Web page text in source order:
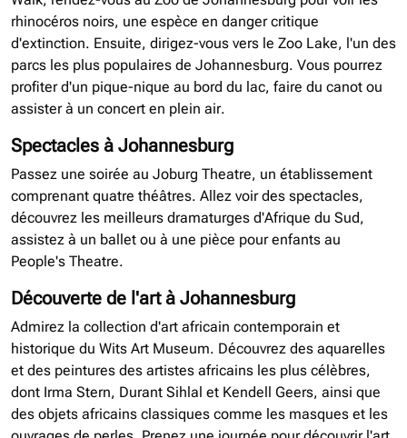
rhinocéros noirs, une espèce en danger critique
d'extinction. Ensuite, dirigez-vous vers le Zoo Lake, l'un des
parcs les plus populaires de Johannesburg. Vous pourrez
profiter d'un pique-nique au bord du lac, faire du canot ou
assister à un concert en plein air.
Spectacles à Johannesburg
Passez une soirée au Joburg Theatre, un établissement
comprenant quatre théâtres. Allez voir des spectacles,
découvrez les meilleurs dramaturges d'Afrique du Sud,
assistez à un ballet ou à une pièce pour enfants au
People's Theatre.
Découverte de l'art à Johannesburg
Admirez la collection d'art africain contemporain et
historique du Wits Art Museum. Découvrez des aquarelles
et des peintures des artistes africains les plus célèbres,
dont Irma Stern, Durant Sihlal et Kendell Geers, ainsi que
des objets africains classiques comme les masques et les